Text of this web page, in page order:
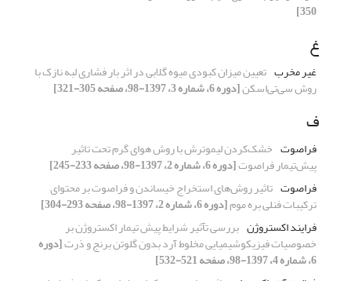
350]
غ
غیر مخرب تعیین میزان کبودی میوه گلابی در اثر بار فشاری لبه نازک با
روش سی‌تی‌اسکن[دوره 6، شماره 3، 1397-98، صفحه 305-321]
ف
فراصوت خشک‌کردن لیموترش با روش هوای گرم تحت تاثیر
پیش‌تیمار فراصوت[دوره 6، شماره 2، 1397-98، صفحه 233-245]
فراصوت تاثیر روش‌های استخراج خیساندن و فراصوت بر محتوای
ترکیبات فنلی بره موم[دوره 6، شماره 2، 1397-98، صفحه 293-304]
فرایند اکستروژن بررسی تآثیر شرایط پیش تیمار اکستروژن بر
خصوصیات فیزیکوشیمیایی مخلوط آرد بدون گلوتن برنج و ذرت[دوره
6، شماره 4، 1397-98، صفحه 521-532]